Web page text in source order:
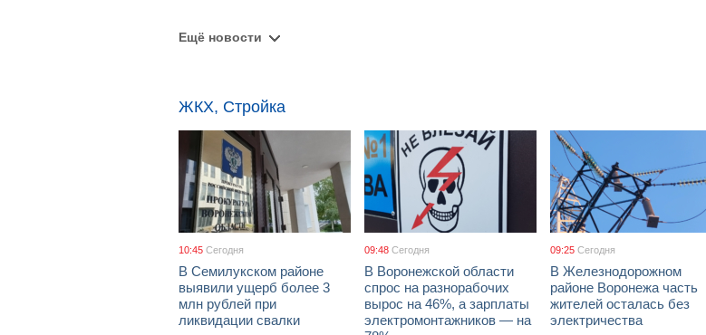
Ещё новости
ЖКХ, Стройка
10:45 Сегодня
В Семилукском районе
выявили ущерб более 3
млн рублей при
ликвидации свалки
09:48 Сегодня
В Воронежской области
спрос на разнорабочих
вырос на 46%, а зарплаты
электромонтажников — на
09:25 Сегодня
В Железнодорожном
районе Воронежа часть
жителей осталась без
электричества